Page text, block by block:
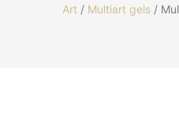
Art/ Multiart gels/